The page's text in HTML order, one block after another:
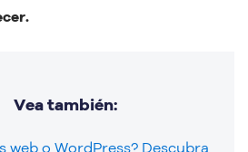
Vea también:
web o WordPress? Descubra